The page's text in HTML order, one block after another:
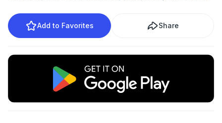
Add to Favorites Share